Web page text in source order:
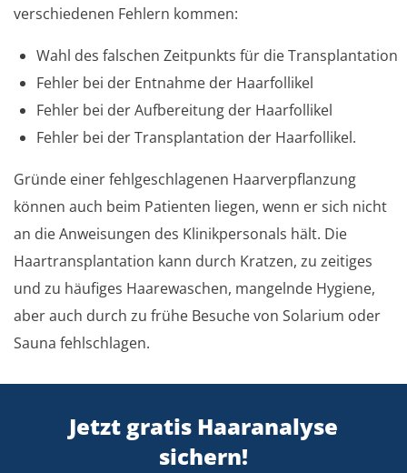
verschiedenen Fehlern kommen:
Wahl des falschen Zeitpunkts für die Transplantation
Fehler bei der Entnahme der Haarfollikel
Fehler bei der Aufbereitung der Haarfollikel
Fehler bei der Transplantation der Haarfollikel.
Gründe einer fehlgeschlagenen Haarverpflanzung
können auch beim Patienten liegen, wenn er sich nicht
an die Anweisungen des Klinikpersonals hält. Die
Haartransplantation kann durch Kratzen, zu zeitiges
und zu häufiges Haarewaschen, mangelnde Hygiene,
aber auch durch zu frühe Besuche von Solarium oder
Sauna fehlschlagen.
Jetzt gratis Haaranalyse
sichern!